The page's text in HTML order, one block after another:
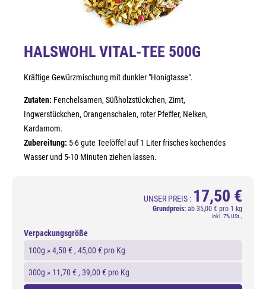
HALSWOHL VITAL-TEE 500G
Kräftige Gewürzmischung mit dunkler "Honigtasse".
Zutaten: Fenchelsamen, Süßholzstückchen, Zimt,
Ingwerstückchen, Orangenschalen, roter Pfeffer, Nelken,
Kardamom.
Zubereitung: 5-6 gute Teelöffel auf 1 Liter frisches kochendes
Wasser und 5-10 Minuten ziehen lassen.
UNSER PREIS : 17,50 €
Grundpreis: ab 35,00 € pro 1 kg
inkl. 7% USt.,
Verpackungsgröße
100g »4,50 € , 45,00 € pro Kg
300g » 11,70 € , 39,00 € pro Kg